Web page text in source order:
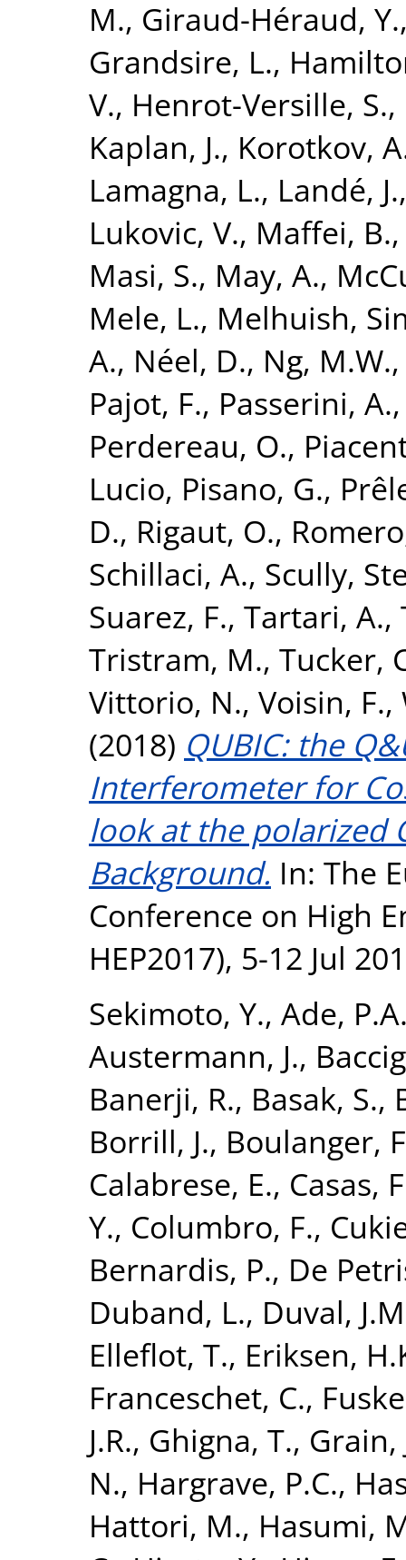
M., Giraud-Héraud, Y.
Grandsire, L.,
V., Henrot-Versille, S.,
Kaplan, J., Korotkov,
Lamagna, L., Landé, J.
Lukovic, V., Maffei, B.
Masi, S., May, A.,
Mele, L., Melhuish,
A., Néel, D., Ng, M.W.
Pajot, F., Passerini, A.
Perdereau, O.,
Lucio, Pisano, G.,
D., Rigaut, O.,
Schillaci, A., Scully,
Suarez, F., Tartari, A.,
Tristram, M., Tucker,
Vittorio, N., Voisin, F.,
(2018) QUBIC: the
Interferometer for
look at the polarized
Background. In: The
Conference on High
HEP2017), 5-12 Jul
Sekimoto, Y., Ade,
Austermann, J.,
Banerji, R., Basak, S.,
Borrill, J., Boulanger,
Calabrese, E., Casas,
Y., Columbro, F.,
Bernardis, P., De
Duband, L., Duval,
Elleflot, T., Eriksen,
Franceschet, C.,
J.R., Ghigna, T., Grain,
N., Hargrave, P.C.,
Hattori, M., Hasumi,